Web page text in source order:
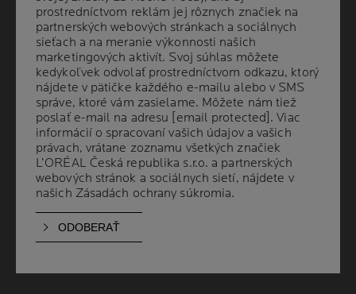
Pleť so sklonom k akné má vyššie pH ako tá
normálna a dochádza u nej k šíreniu fylotypov C.
acnes IA1, ktoré sú zodpovedné za vznik
nedokonalostí pleti. Effaclar čistiaci penivý gél
pleť čistí a zároveň udržiava jej pH vyvážené.
Jemne odstraňuje nečistoty a viditeľne redukuje
nedokonalosti.
Zanecháva pleť čistú a sviežu.
Vhodný na mastnú pleť so sklonom k akné a
citlivú pleť. Vhodný od 10 rokov veku.
prostredníctvom reklám jej rôznych značiek na
partnerských webových stránkach a sociálnych
sieťach a na meranie výkonnosti našich
marketingových aktivít. Svoj súhlas môžete
kedykoľvek odvolať prostredníctvom odkazu, ktorý
nájdete v pätičke každého e-mailu alebo v SMS
správe, ktoré vám zasielame. Môžete nám tiež
poslať e-mail na adresu
[email protected] . Viac
informácií o spracovaní vašich údajov a vašich
právach, vrátane zoznamu všetkých značiek
L’ORÉAL Česká republika s.r.o. a partnerských
webových stránok a sociálnych sietí, nájdete v
našich Zásadách ochrany súkromia.
prostredníctvom reklám jej rôznych značiek na
partnerských webových stránkach a sociálnych
sieťach a na meranie výkonnosti našich
marketingových aktivít. Svoj súhlas môžete
kedykoľvek odvolať prostredníctvom odkazu, ktorý
nájdete v pätičke každého e-mailu alebo v SMS
správe, ktoré vám zasielame. Môžete nám tiež
poslať e-mail na adresu
[email protected] . Viac
informácií o spracovaní vašich údajov a vašich
právach, vrátane zoznamu všetkých značiek
L’ORÉAL Česká republika s.r.o. a partnerských
webových stránok a sociálnych sietí, nájdete v
našich Zásadách ochrany súkromia.